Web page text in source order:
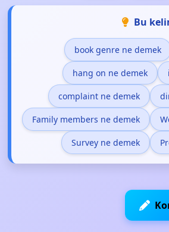
Bu
book genre ne demek
hang on ne demek
complaint ne demek
Family members ne demek
Survey ne demek